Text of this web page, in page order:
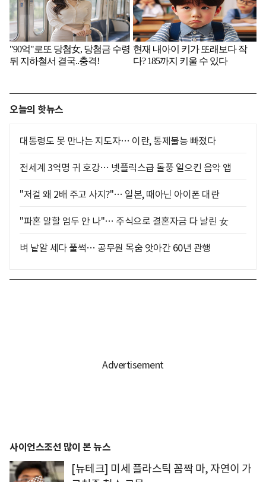
오늘의 핫뉴스
대통령도 못 만나는 지도자… 이란, 통제불능 빠졌다
전세계 3억명 귀 호강… 넷플릭스급 돌풍 일으킨 음악 앱
"저걸 왜 2배 주고 사지?"… 일본, 때아닌 아이폰 대란
"파혼 말할 엄두 안 나"… 주식으로 결혼자금 다 날린 女
벼 낱알 세다 풀썩… 공무원 목숨 앗아간 60년 관행
사이언스조선 많이 본 뉴스
[뉴테크] 미세 플라스틱 꼼짝 마, 자연이 가